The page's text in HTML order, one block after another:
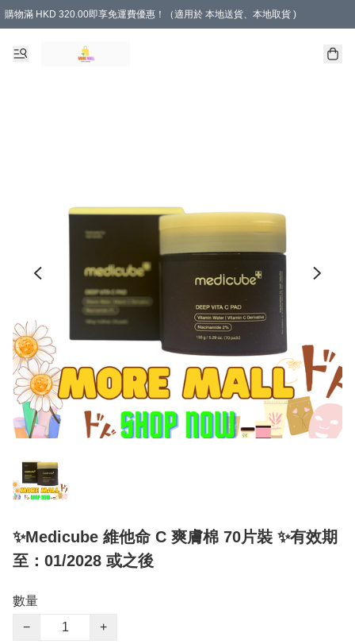
購物滿 HKD 320.00即享免運費優惠！（適用於 本地送貨、本地取貨 )
✨Medicube 維他命 C 爽膚棉 70片裝 ✨有效期
至：01/2028 或之後
數量
−
+